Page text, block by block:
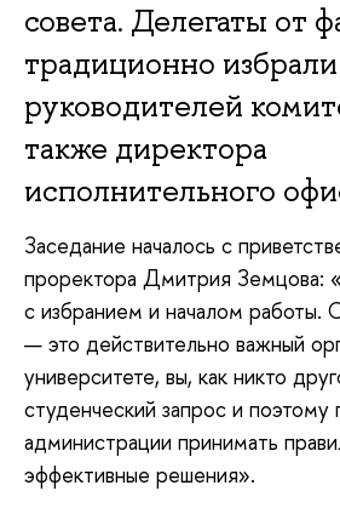
совета. Делегаты от
традиционно
руководителей
также директора
исполнительного
Заседание началось с
проректора Дмитрия Земцова:
с избранием и началом работы.
— это действительно важный
университете, вы, как никто
студенческий запрос и поэтому
администрации принимать
эффективные решения».